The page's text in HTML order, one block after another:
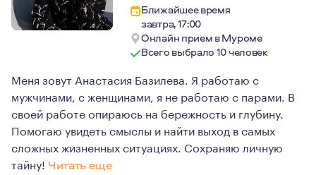
Ближайшее время
завтра, 17:00
Онлайн прием в Муроме
Всего выбрало 10 человек
Меня зовут Анастасия Базилева. Я работаю с
мужчинами, с женщинами, я не работаю с парами. В
своей работе опираюсь на бережность и глубину.
Помогаю увидеть смыслы и найти выход в самых
сложных жизненных ситуациях. Сохраняю личную
тайну! Читать еще